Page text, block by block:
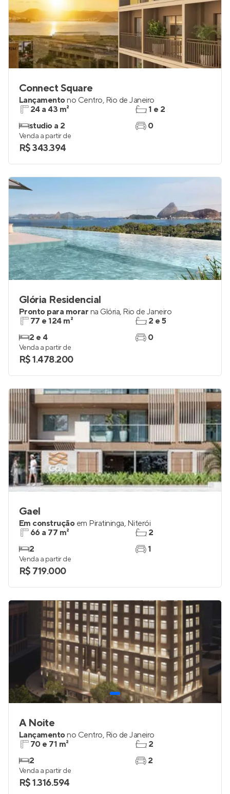
Connect Square
Lançamentono Centro, Rio de Janeiro
24 a 43 m²
studio a 2
1 e 2
0
Venda a partir de
R$ 343.394
Glória Residencial
Pronto para morar na Glória, Rio de Janeiro
77 e 124 m²
2 e 4
2 e 5
0
Venda a partir de
R$ 1.478.200
Gael
Em construção em Piratininga, Niterói
66 a 77 m²
2
2
1
Venda a partir de
R$ 719.000
A Noite
Lançamentono Centro, Rio de Janeiro
70 e 71 m²
2
2
2
Venda a partir de
R$ 1.316.594